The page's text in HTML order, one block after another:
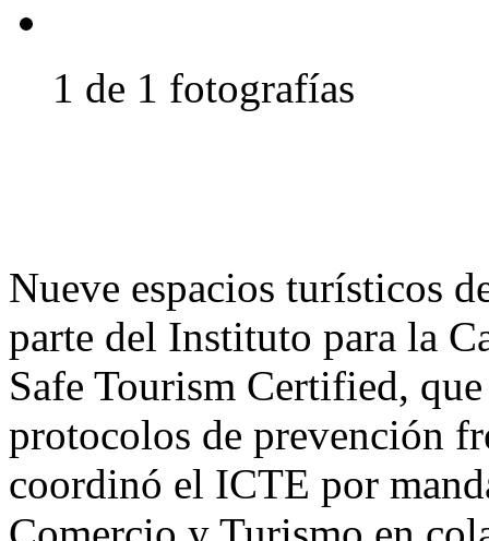
1 de 1 fotografías
Nueve espacios turísticos
parte del Instituto para la
Safe Tourism Certified,
protocolos de prevención
coordinó el ICTE por